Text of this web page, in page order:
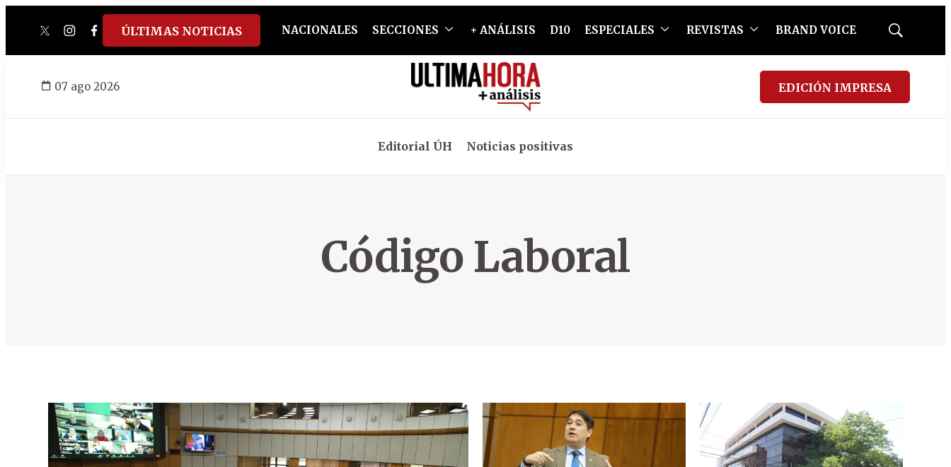
twitterinstagram
facebook
tiktokyoutube
spotify
ÚLTIMAS NOTICIAS NACIONALES SECCIONES + ANÁLISIS D10 ESPECIALES REVISTAS BRAND VOICE
Mostrar
07 ago 2026 EDICIÓN IMPRESA
Editorial ÚH Noticias positivas
Código Laboral